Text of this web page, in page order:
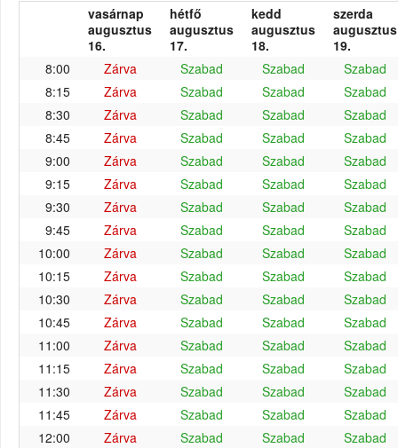
vasárnap
augusztus
16.
hétfő
augusztus
17.
kedd
augusztus
18.
szerda
augusztus
19.
8:00
Zárva Szabad Szabad
Szabad
8:15
Zárva Szabad Szabad
Szabad
8:30
Zárva Szabad Szabad
Szabad
8:45
Zárva Szabad Szabad
Szabad
9:00
Zárva Szabad Szabad
Szabad
9:15
Zárva Szabad Szabad
Szabad
9:30
Zárva Szabad Szabad
Szabad
9:45
Zárva Szabad Szabad
Szabad
10:00
Zárva Szabad Szabad
Szabad
10:15
Zárva Szabad Szabad
Szabad
10:30
Zárva Szabad Szabad
Szabad
10:45
Zárva Szabad Szabad
Szabad
11:00
Zárva Szabad Szabad
Szabad
11:15
Zárva Szabad Szabad
Szabad
11:30
Zárva Szabad Szabad
Szabad
11:45
Zárva Szabad Szabad
Szabad
12:00
Zárva Szabad Szabad
Szabad